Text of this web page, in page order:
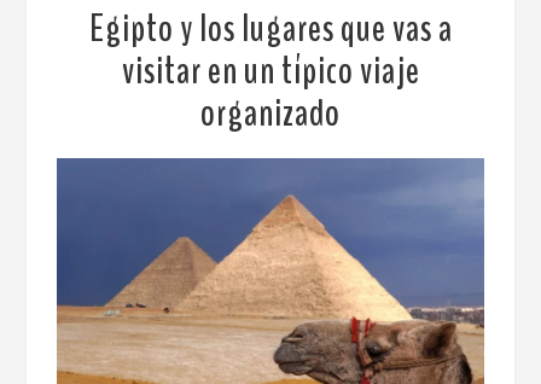
Egipto y los lugares que vas a
visitar en un típico viaje
organizado